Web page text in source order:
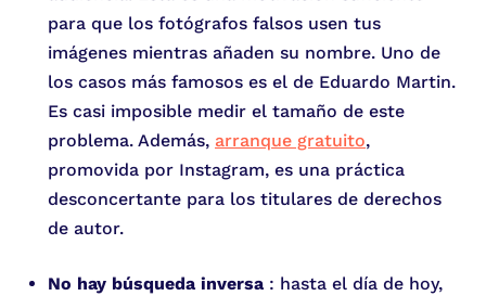
para que los fotógrafos falsos usen tus
imágenes mientras añaden su nombre. Uno de
los casos más famosos es el de Eduardo Martin.
Es casi imposible medir el tamaño de este
problema. Además, arranque gratuito,
promovida por Instagram, es una práctica
desconcertante para los titulares de derechos
de autor.
No hay búsqueda inversa : hasta el día de hoy,